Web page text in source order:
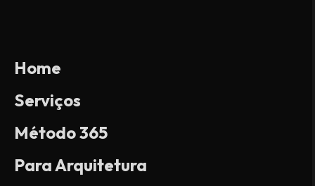
Home
Serviços
Método 365
Para Arquitetura